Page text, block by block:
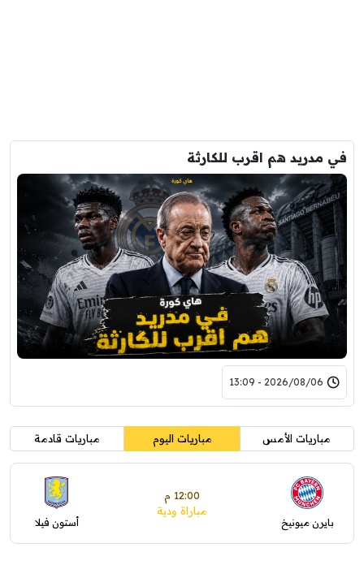
في مدريد هم اقرب للكارثة
2026/08/06 - 13:09
مباريات الأمس مباريات اليوم مباريات قادمة
بايرن ميونيخ
12:00 م
مباراة ودية
أستون فيلا